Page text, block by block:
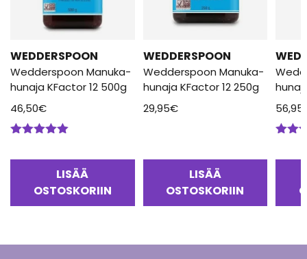
WEDDERSPOON
Wedderspoon Manuka-
hunaja KFactor 12 500g
46,50€
LISÄÄ
OSTOSKORIIN
WEDDERSPOON
Wedderspoon Manuka-
hunaja KFactor 12 250g
29,95€
LISÄÄ
OSTOSKORIIN
56,95